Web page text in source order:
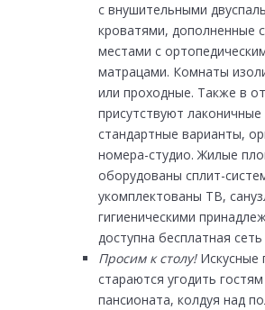
с внушительными
кроватями, дополненные
местами с
матрацами. Комнаты
или проходные. Также в
присутствуют лаконичные
стандартные варианты,
номера-студио. Жилые
оборудованы сплит-
укомплектованы ТВ,
гигиеническими
доступна бесплатная сеть
Просим к столу!Искусные
стараются угодить гостям
пансионата, колдуя над